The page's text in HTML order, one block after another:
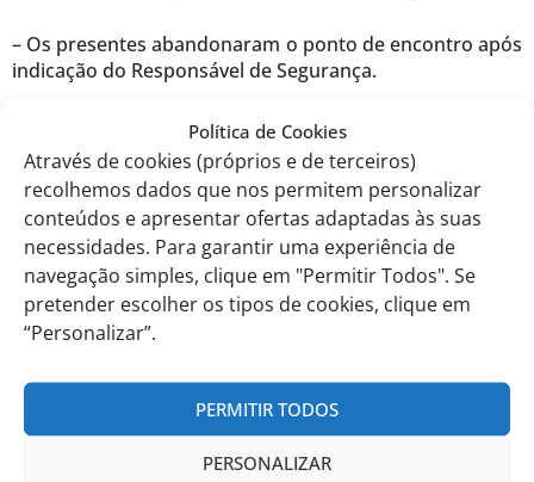
Política de Cookies
Através de cookies (próprios e de terceiros)
recolhemos dados que nos permitem personalizar
conteúdos e apresentar ofertas adaptadas às suas
necessidades. Para garantir uma experiência de
navegação simples, clique em "Permitir Todos". Se
pretender escolher os tipos de cookies, clique em
“Personalizar”.
PERMITIR TODOS
PERSONALIZAR
– Os presentes abandonaram o ponto de encontro após
indicação do Responsável de Segurança.
Em baixo, encontram ainda outras informações
facultadas aos nossos colaboradores para que este
exercício decorra da melhor forma possível.
Durante o decorrer do exercício não serão permitidas
entradas ou saídas da escola.
https://www.eitv.pt/wp-
fazer.pdf
https://www.eitv.pt/wp-content/uploads/2023/04/IGS-
011-Comportamentos-evacuacao-Regras-Basicas-Aluno-